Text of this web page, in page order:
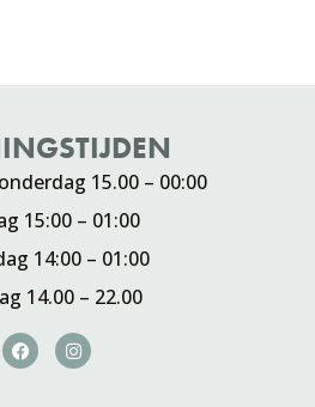
15.00 – 00:00
15:00 – 01:00
14:00 – 01:00
14.00 – 22.00